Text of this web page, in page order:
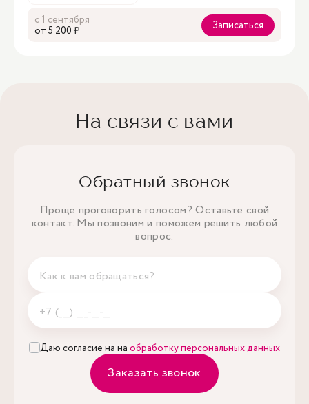
с 1 сентября
oт 5 200 ₽
Записаться
На связи с вами
Обратный звонок
Проще проговорить голосом? Оставьте свой
контакт. Мы позвоним и поможем решить любой
вопрос.
Даю согласие на на обработку персональных данных
Заказать звонок